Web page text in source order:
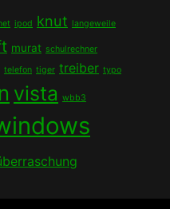
ipod knut langeweile
murat schulrechner
telefon tiger treiber typo
vista wbb3